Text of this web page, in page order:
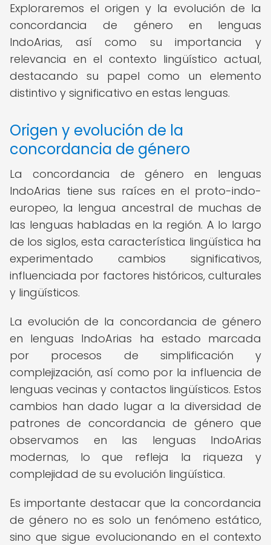
Exploraremos el origen y la evolución de la
concordancia de género en lenguas
IndoArias, así como su importancia y
relevancia en el contexto lingüístico actual,
destacando su papel como un elemento
distintivo y significativo en estas lenguas.
Origen y evolución de la
concordancia de género
La concordancia de género en lenguas
IndoArias tiene sus raíces en el proto-indo-
europeo, la lengua ancestral de muchas de
las lenguas habladas en la región. A lo largo
de los siglos, esta característica lingüística ha
experimentado cambios significativos,
influenciada por factores históricos, culturales
y lingüísticos.
La evolución de la concordancia de género
en lenguas IndoArias ha estado marcada
por procesos de simplificación y
complejización, así como por la influencia de
lenguas vecinas y contactos lingüísticos. Estos
cambios han dado lugar a la diversidad de
patrones de concordancia de género que
observamos en las lenguas IndoArias
modernas, lo que refleja la riqueza y
complejidad de su evolución lingüística.
Es importante destacar que la concordancia
de género no es solo un fenómeno estático,
sino que sigue evolucionando en el contexto